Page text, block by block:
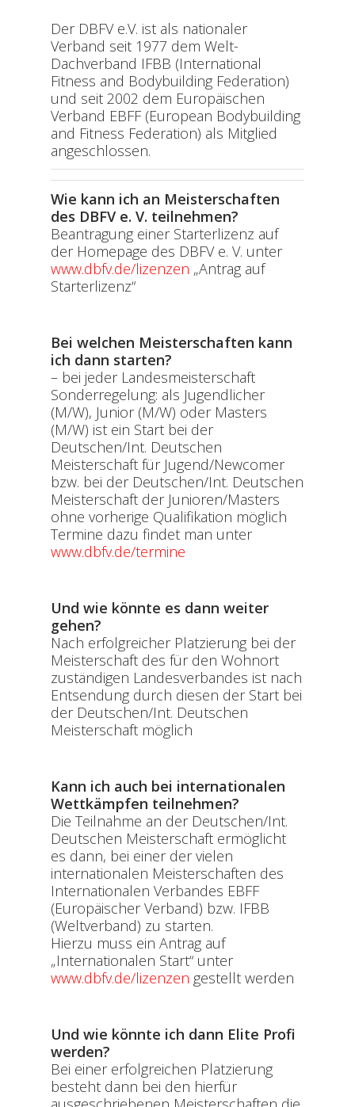
Der DBFV e.V. ist als nationaler
Verband seit 1977 dem Welt-
Dachverband IFBB (International
Fitness and Bodybuilding Federation)
und seit 2002 dem Europäischen
Verband EBFF (European Bodybuilding
and Fitness Federation) als Mitglied
angeschlossen.
Wie kann ich an Meisterschaften
des DBFV e. V. teilnehmen?
Beantragung einer Starterlizenz auf
der Homepage des DBFV e. V. unter
www.dbfv.de/lizenzen „Antrag auf
Starterlizenz“
Bei welchen Meisterschaften kann
ich dann starten?
– bei jeder Landesmeisterschaft
Sonderregelung: als Jugendlicher
(M/W), Junior (M/W) oder Masters
(M/W) ist ein Start bei der
Deutschen/Int. Deutschen
Meisterschaft für Jugend/Newcomer
bzw. bei der Deutschen/Int. Deutschen
Meisterschaft der Junioren/Masters
ohne vorherige Qualifikation möglich
Termine dazu findet man unter
www.dbfv.de/termine
Und wie könnte es dann weiter
gehen?
Nach erfolgreicher Platzierung bei der
Meisterschaft des für den Wohnort
zuständigen Landesverbandes ist nach
Entsendung durch diesen der Start bei
der Deutschen/Int. Deutschen
Meisterschaft möglich
Kann ich auch bei internationalen
Wettkämpfen teilnehmen?
Die Teilnahme an der Deutschen/Int.
Deutschen Meisterschaft ermöglicht
es dann, bei einer der vielen
internationalen Meisterschaften des
Internationalen Verbandes EBFF
(Europäischer Verband) bzw. IFBB
(Weltverband) zu starten.
Hierzu muss ein Antrag auf
„Internationalen Start“ unter
www.dbfv.de/lizenzen gestellt werden
Und wie könnte ich dann Elite Profi
werden?
Bei einer erfolgreichen Platzierung
besteht dann bei den hierfür